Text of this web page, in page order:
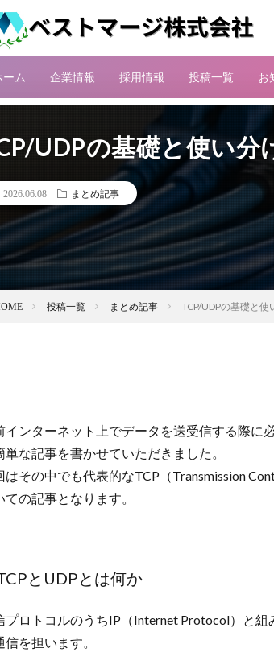
ーム 企業情報 採用情報 投稿一覧 お
UDPの基礎と使い分
2026.06.08 まとめ記事
投稿一覧 まとめ記事 TCP/UDPの基礎と使
インターネット上でデータを送受信する際に
単な記事を書かせていただきました。
はその中でも代表的なTCP（Transmission
ての記事となります。
とUDPとは何か
プロトコルのうちIP（Internet Protocol）と
信を担います。